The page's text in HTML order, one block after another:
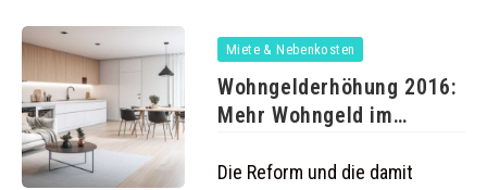
Miete & Nebenkosten
Wohngelderhöhung 2016:
Mehr Wohngeld im
Die Reform und die damit